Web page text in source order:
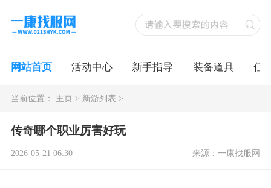
网站首页 活动中心 新手指导 装备道具 任
当前位置： 主页> 新游列表 >
传奇哪个职业厉害好玩
2026-05-21 06:30 来源：一康找服网